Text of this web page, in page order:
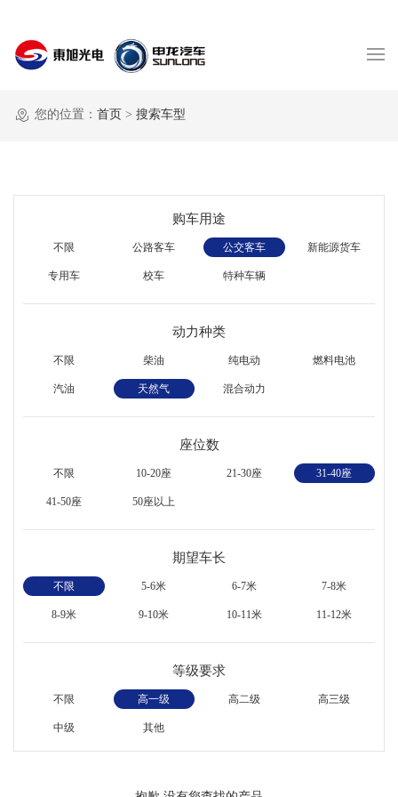
您的位置： 首页 > 搜索车型
购车用途
不限 公路客车 公交客车 新能源货车
专用车 校车 特种车辆
动力种类
不限 柴油 纯电动 燃料电池
汽油 天然气 混合动力
座位数
不限 10-20座 21-30座 31-40座
41-50座 50座以上
期望车长
不限 5-6米 6-7米 7-8米
8-9米 9-10米 10-11米 11-12米
等级要求
不限 高一级 高二级 高三级
中级 其他